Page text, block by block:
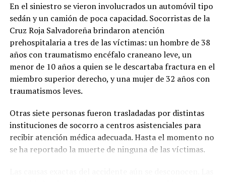
En el siniestro se vieron involucrados un automóvil tipo
sedán y un camión de poca capacidad. Socorristas de la
Cruz Roja Salvadoreña brindaron atención
prehospitalaria a tres de las víctimas: un hombre de 38
años con traumatismo encéfalo craneano leve, un
menor de 10 años a quien se le descartaba fractura en el
miembro superior derecho, y una mujer de 32 años con
traumatismos leves.
Otras siete personas fueron trasladadas por distintas
instituciones de socorro a centros asistenciales para
recibir atención médica adecuada. Hasta el momento no
se ha reportado la muerte de ninguna de las víctimas.